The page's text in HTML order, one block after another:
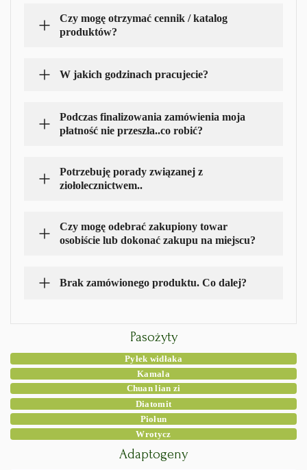
Czy mogę otrzymać cennik / katalog
produktów?
W jakich godzinach pracujecie?
Podczas finalizowania zamówienia moja
płatność nie przeszła..co robić?
Potrzebuję porady związanej z
ziołolecznictwem..
Czy mogę odebrać zakupiony towar
osobiście lub dokonać zakupu na miejscu?
Brak zamówionego produktu. Co dalej?
Pasożyty
Pyłek widłaka
Kamala
Chuan lian zi
Diatomit
Piołun
Wrotycz
Adaptogeny